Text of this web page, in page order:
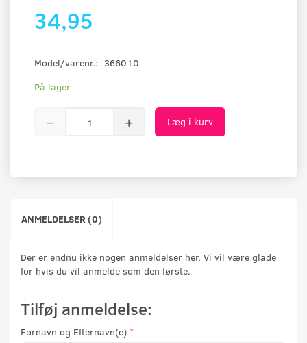
34,95
Model/varenr.: 366010
På lager
Læg i kurv
ANMELDELSER (0)
Der er endnu ikke nogen anmeldelser her. Vi vil være glade
for hvis du vil anmelde som den første.
Tilføj anmeldelse:
Fornavn og Efternavn(e)